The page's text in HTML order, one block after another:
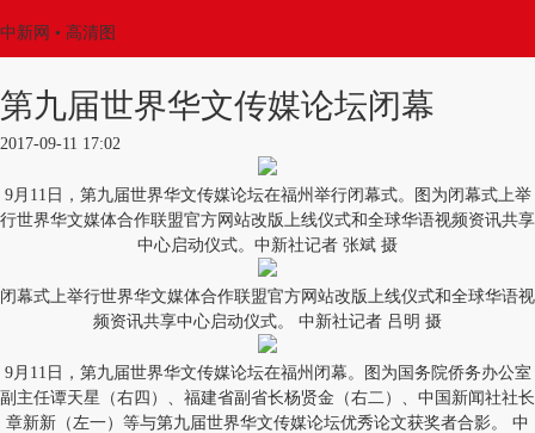
中新网 • 高清图
第九届世界华文传媒论坛闭幕
2017-09-11 17:02
9月11日，第九届世界华文传媒论坛在福州举行闭幕式。图为闭幕式上举
行世界华文媒体合作联盟官方网站改版上线仪式和全球华语视频资讯共享
中心启动仪式。中新社记者 张斌 摄
闭幕式上举行世界华文媒体合作联盟官方网站改版上线仪式和全球华语视
频资讯共享中心启动仪式。 中新社记者 吕明 摄
9月11日，第九届世界华文传媒论坛在福州闭幕。图为国务院侨务办公室
副主任谭天星（右四）、福建省副省长杨贤金（右二）、中国新闻社社长
章新新（左一）等与第九届世界华文传媒论坛优秀论文获奖者合影。 中